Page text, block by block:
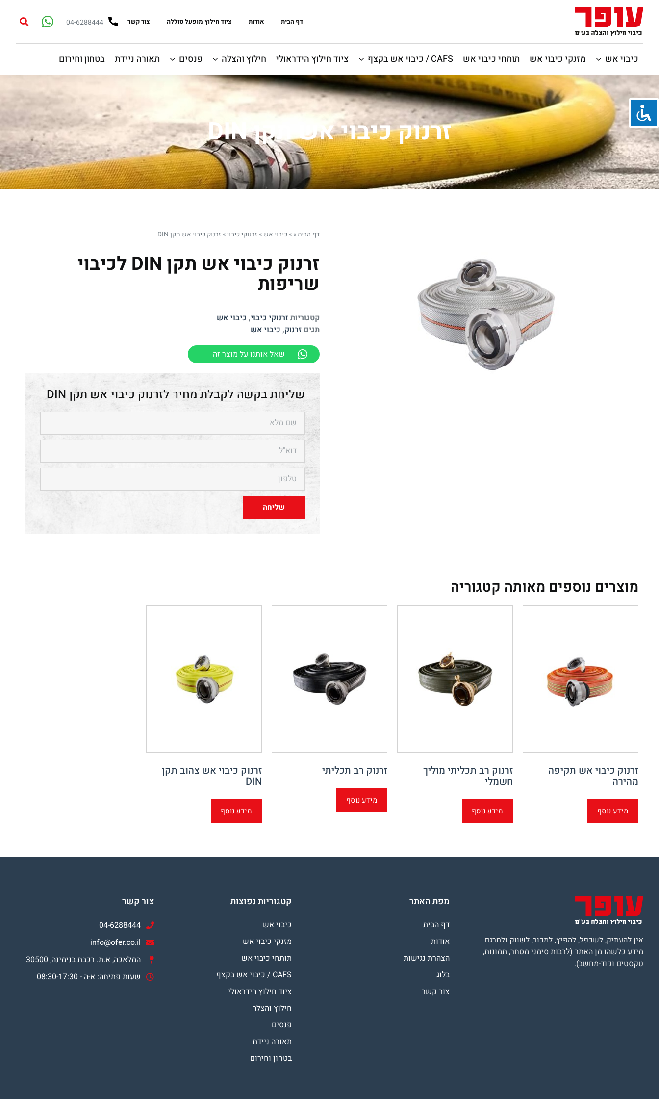
דף הבית אודות ציוד חילוץ מופעל סוללה צור קשר 04-6288444
כיבוי אש מזנקי כיבוי אש תותחי כיבוי אש CAFS / כיבוי אש בקצף ציוד חילוץ הידראולי חילוץ והצלה פנסים תאורה ניידת בטחון וחירום
זרנוק כיבוי אש תקן DIN
דף הבית»
» כיבוי אש »זרנוקי כיבוי»זרנוק כיבוי אש תקן DIN
זרנוק כיבוי אש תקן DIN לכיבוי
שריפות
קטגוריותזרנוקי כיבוי, כיבוי אש
תגים זרנוק, כיבוי אש
שאל אותנו על מוצר זה
זרנוק כיבוי אש תקן DIN
שליחה
מוצרים נוספים מאותה קטגוריה
זרנוק כיבוי אש תקיפה
מהירה
מידע נוסף
זרנוק רב תכליתי מוליך
חשמלי
מידע נוסף
זרנוק רב תכליתי
מידע נוסף
זרנוק כיבוי אש צהוב תקן
DIN
מידע נוסף
אין להעתיק, לשכפל, להפיץ, למכור, לשווק ולתרגם
מידע כלשהו מן האתר (לרבות סימני מסחר, תמונות,
טקסטים וקוד-מחשב).
מפת האתר
דף הבית
אודות
הצהרת נגישות
בלוג
צור קשר
קטגוריות נפוצות
כיבוי אש
מזנקי כיבוי אש
תותחי כיבוי אש
CAFS / כיבוי אש בקצף
ציוד חילוץ הידראולי
חילוץ והצלה
פנסים
תאורה ניידת
בטחון וחירום
צור קשר
04-6288444
info@ofer.co.il
המלאכה, א.ת. רכבת בנימינה, 30500
שעות פתיחה: א-ה - 08:30-17:30